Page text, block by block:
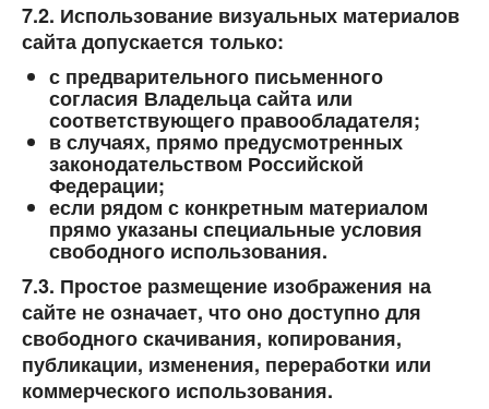
7.2. Использование визуальных материалов
сайта допускается только:
с предварительного письменного
согласия Владельца сайта или
соответствующего правообладателя;
в случаях, прямо предусмотренных
законодательством Российской
Федерации;
если рядом с конкретным материалом
прямо указаны специальные условия
свободного использования.
7.3. Простое размещение изображения на
сайте не означает, что оно доступно для
свободного скачивания, копирования,
публикации, изменения, переработки или
коммерческого использования.